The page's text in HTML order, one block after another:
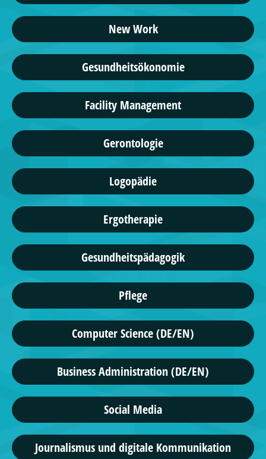
New Work
Gesundheitsökonomie
Facility Management
Gerontologie
Logopädie
Ergotherapie
Gesundheitspädagogik
Pflege
Computer Science (DE/EN)
Business Administration (DE/EN)
Social Media
Journalismus und digitale Kommunikation